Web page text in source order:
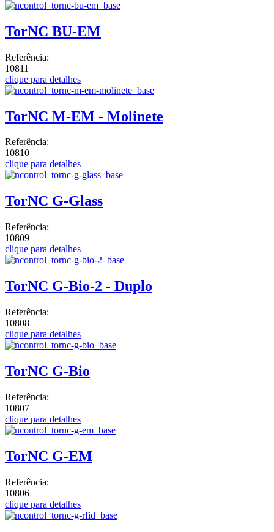
TorNC BU-EM
Referência:
10811
clique para detalhes
TorNC M-EM - Molinete
Referência:
10810
clique para detalhes
TorNC G-Glass
Referência:
10809
clique para detalhes
TorNC G-Bio-2 - Duplo
Referência:
10808
clique para detalhes
TorNC G-Bio
Referência:
10807
clique para detalhes
TorNC G-EM
Referência:
10806
clique para detalhes